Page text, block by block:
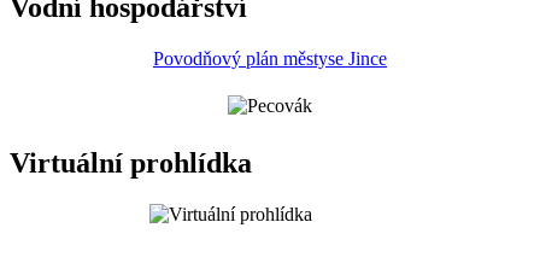
Vodní hospodářství
Povodňový plán městyse Jince
Virtuální prohlídka